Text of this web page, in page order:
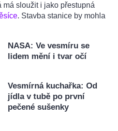
má sloužit i jako přestupná
. Stavba stanice by mohla
NASA: Ve vesmíru se
lidem mění i tvar očí
Vesmírná kuchařka: Od
jídla v tubě po první
pečené sušenky